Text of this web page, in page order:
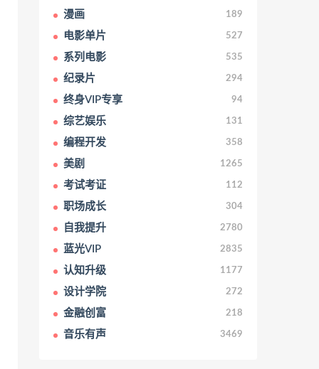
漫画 189
电影单片 527
系列电影 535
纪录片 294
终身VIP专享 94
综艺娱乐 131
编程开发 358
美剧 1265
考试考证 112
职场成长 304
自我提升 2780
蓝光VIP 2835
认知升级 1177
设计学院 272
金融创富 218
音乐有声 3469